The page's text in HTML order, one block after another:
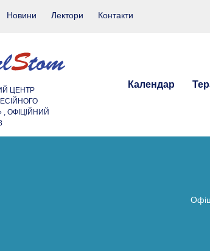
Новини Лектори Контакти
ЦЕНТР
ОФІЦІЙНИЙ
Календар